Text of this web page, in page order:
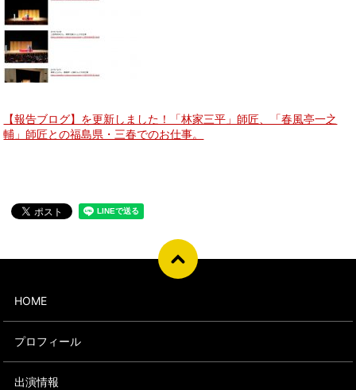
【報告ブログ】を更新しました！「林家三平」師匠、「春風亭一之
輔」師匠との福島県・三春でのお仕事。
HOME
プロフィール
出演情報